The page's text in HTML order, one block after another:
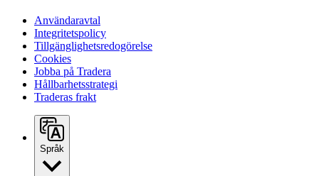
Användaravtal
Integritetspolicy
Tillgänglighetsredogörelse
Cookies
Jobba på Tradera
Hållbarhetsstrategi
Traderas frakt
Språk